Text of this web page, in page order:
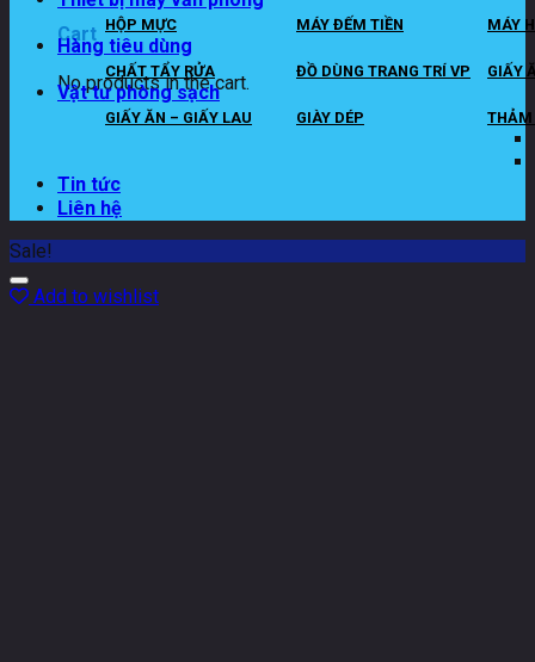
Cart
No products in the cart.
HỘP MỰC MÁY ĐẾM TIỀN MÁY
Hàng tiêu dùng
CHẤT TẨY RỬA ĐỒ DÙNG TRANG TRÍ VP GIẤY
Vật tư phòng sạch
GIẤY ĂN – GIẤY LAU GIÀY DÉP THẢM
Tin tức
Liên hệ
Sale!
Add to wishlist